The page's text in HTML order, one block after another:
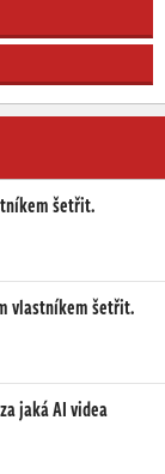
šetřit.
vlastníkem šetřit.
jaká AI videa